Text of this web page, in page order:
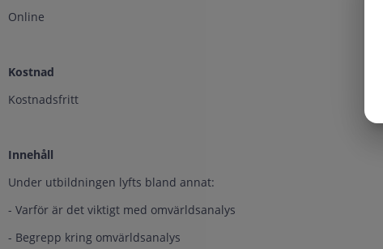
Online
Kostnad
Kostnadsfritt
Innehåll
Under utbildningen lyfts bland annat:
- Varför är det viktigt med omvärldsanalys
- Begrepp kring omvärldsanalys